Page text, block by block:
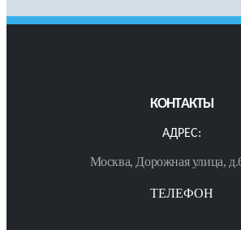
КОНТАКТЫ
АДРЕС:
Москва, Дорожная улица,
ТЕЛЕФОН